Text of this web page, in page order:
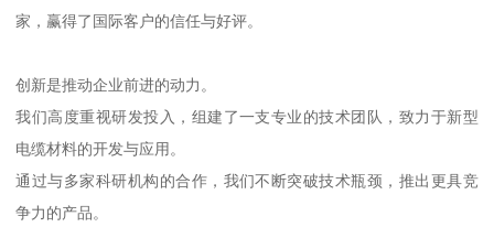
家，赢得了国际客户的信任与好评。
创新是推动企业前进的动力。
我们高度重视研发投入，组建了一支专业的技术团队，致力于新型
电缆材料的开发与应用。
通过与多家科研机构的合作，我们不断突破技术瓶颈，推出更具竞
争力的产品。